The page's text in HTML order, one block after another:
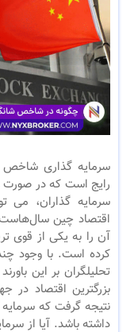
سرمایه گذاری
رایج است که در صورت
سرمایه گذاران، می
اقتصاد چین
آن را به یکی از قوی‌
کرده است. با وجود
تحلیلگران بر این
بزرگترین اقتصاد
نتیجه گرفت که
داشته باشد. آیا از